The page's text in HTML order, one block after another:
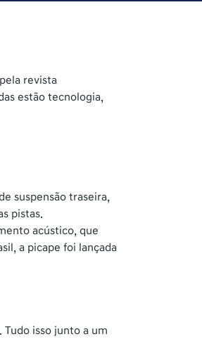
revista
estão tecnologia,
suspensão traseira,
pistas.
acústico, que
a picape foi lançada
isso junto a um